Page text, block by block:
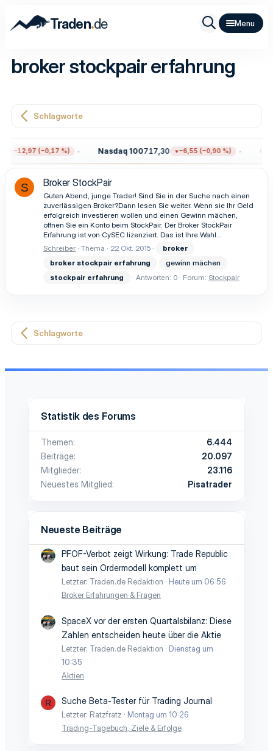
Traden.de
broker stockpair erfahrung
Schlagworte
−12,97 (−0,17 %) Nasdaq 100717,30 −6,55 (−0,90 %) Gold
S Broker StockPair
Guten Abend, junge Trader! Sind Sie in der Suche nach einen
zuverlässigen Broker?Dann lesen Sie weiter. Wenn sie Ihr Geld
erfolgreich investieren wollen und einen Gewinn mächen,
öffnen Sie ein Konto beim StockPair. Der Broker StockPair
Erfahrung ist von CySEC lizenziert. Das ist Ihre Wahl...
Schreiber Thema 22 Okt. 2015
broker
broker stockpair erfahrung
gewinn mächen
stockpair erfahrung Antworten: 0 Forum: Stockpair
Schlagworte
Statistik des Forums
Themen
6.444
Beiträge
20.097
Mitglieder
23.116
Neuestes Mitglied
Pisatrader
Neueste Beiträge
PFOF-Verbot zeigt Wirkung: Trade Republic
baut sein Ordermodell komplett um
Letzter: Traden.de Redaktion
Heute um 06:56
Broker Erfahrungen & Fragen
SpaceX vor der ersten Quartalsbilanz: Diese
Zahlen entscheiden heute über die Aktie
Letzter: Traden.de Redaktion
Dienstag um
10:35
Aktien
R Suche Beta-Tester für Trading Journal
Letzter: Ratzfratz
Montag um 10:26
Trading-Tagebuch, Ziele & Erfolge